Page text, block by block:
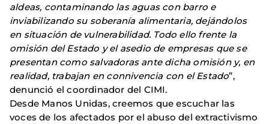
aldeas, contaminando las aguas con barro e
inviabilizando su soberanía alimentaria, dejándolos
en situación de vulnerabilidad. Todo ello frente la
omisión del Estado y el asedio de empresas que se
presentan como salvadoras ante dicha omisión y, en
realidad, trabajan en connivencia con el Estado”,
denunció el coordinador del CIMI.
Desde Manos Unidas, creemos que escuchar las
voces de los afectados por el abuso del extractivismo